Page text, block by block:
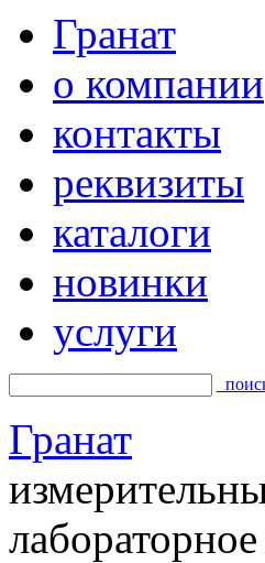
Гранат
о компании
контакты
реквизиты
каталоги
новинки
услуги
Гранат